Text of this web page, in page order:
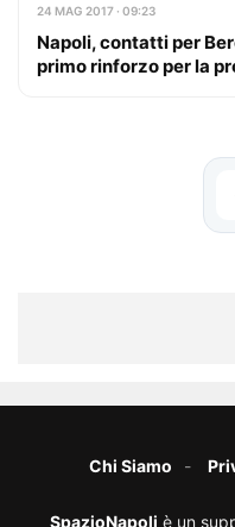
24 MAG 2017 · 09:23
Napoli, contatti per
primo rinforzo per la
Chi Siamo
SpazioNapoli è un